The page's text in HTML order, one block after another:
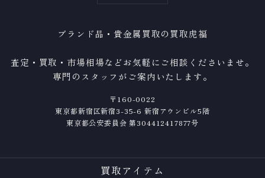
ブランド品・貴金属買取の買取虎福
査定・買取・市場相場などお気軽にご相談くださいませ。
専門のスタッフがご案内いたします。
〒160-0022
東京都新宿区新宿3-35-6 新宿アウンビル5階
東京都公安委員会 第304412417877号
買取アイテム